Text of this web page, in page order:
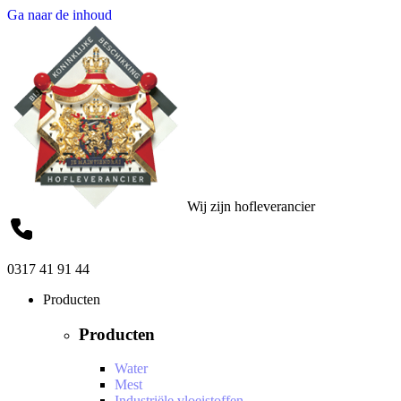
Ga naar de inhoud
Wij zijn hofleverancier
0317 41 91 44
Producten
Producten
Water
Mest